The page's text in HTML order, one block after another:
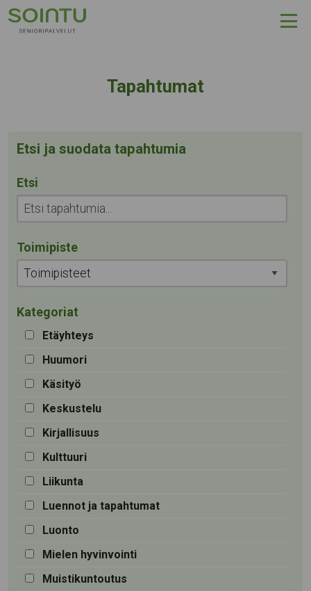
Hyppää sisältöön
Arkistot:
Tapahtumat
Etsi ja suodata tapahtumia
Etsi
Toimipiste
Kategoriat
Etäyhteys
Huumori
Käsityö
Keskustelu
Kirjallisuus
Kulttuuri
Liikunta
Luennot ja tapahtumat
Luonto
Mielen hyvinvointi
Muistikuntoutus